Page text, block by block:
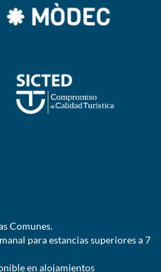
Comunes.
para estancias superiores a 7
en alojamientos